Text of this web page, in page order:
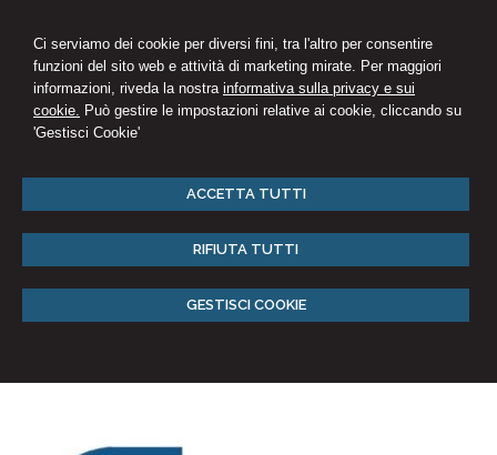
Ci serviamo dei cookie per diversi fini, tra l'altro per consentire
funzioni del sito web e attività di marketing mirate. Per maggiori
informazioni, riveda la nostra informativa sulla privacy e sui
cookie. Può gestire le impostazioni relative ai cookie, cliccando su
'Gestisci Cookie'
ACCETTA TUTTI
RIFIUTA TUTTI
GESTISCI COOKIE